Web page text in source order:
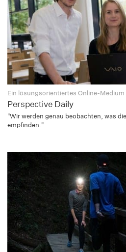
Ein lösungsorientiertes Online-Medium
Perspective Daily
"Wir werden genau beobachten, was
empfinden."